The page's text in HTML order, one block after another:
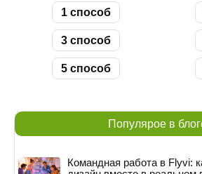
1 способ
3 способ
5 способ
Популярое в
Командная работа в Flyvi: